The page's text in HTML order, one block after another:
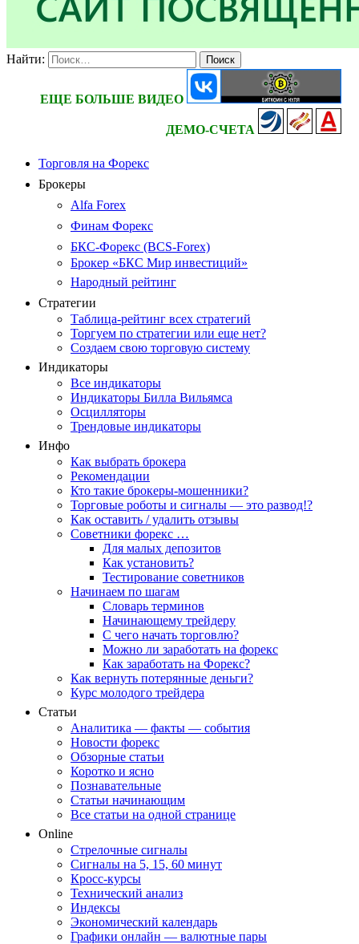
Найти:
ЕЩЕ БОЛЬШЕ ВИДЕО
ДЕМО-СЧЕТА
Торговля на Форекс
Брокеры
Alfa Forex
Финам Форекс
БКС-Форекс (BCS-Forex)
Брокер «БКС Мир инвестиций»
Народный рейтинг
Стратегии
Таблица-рейтинг всех стратегий
Торгуем по стратегии или еще нет?
Создаем свою торговую систему
Индикаторы
Все индикаторы
Индикаторы Билла Вильямса
Осцилляторы
Трендовые индикаторы
Инфо
Как выбрать брокера
Рекомендации
Кто такие брокеры-мошенники?
Торговые роботы и сигналы — это развод!?
Как оставить / удалить отзывы
Советники форекс …
Для малых депозитов
Как установить?
Тестирование советников
Начинаем по шагам
Словарь терминов
Начинающему трейдеру
С чего начать торговлю?
Можно ли заработать на форекс
Как заработать на Форекс?
Как вернуть потерянные деньги?
Курс молодого трейдера
Статьи
Аналитика — факты — события
Новости форекс
Обзорные статьи
Коротко и ясно
Познавательные
Статьи начинающим
Все статьи на одной странице
Online
Стрелочные сигналы
Сигналы на 5, 15, 60 минут
Кросс-курсы
Технический анализ
Индексы
Экономический календарь
Графики онлайн — валютные пары